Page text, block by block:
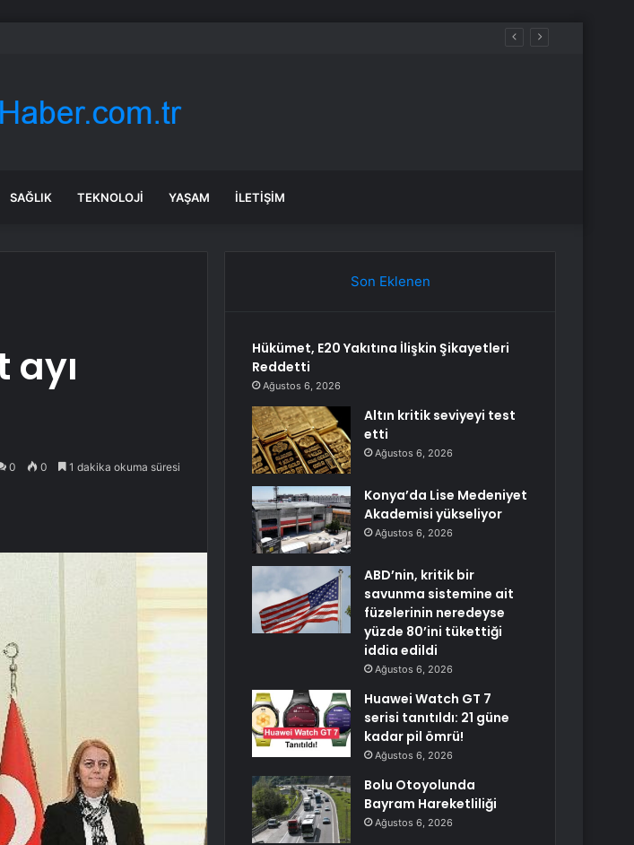
SAĞLIK TEKNOLOJI YAŞAM İLETIŞIM
0 0 1 dakika okuma süresi
Son Eklenen
Hükümet, E20 Yakıtına İlişkin Şikayetleri
Reddetti
Ağustos 6, 2026
Altın kritik seviyeyi test
etti
Ağustos 6, 2026
Konya’da Lise Medeniyet
Akademisi yükseliyor
Ağustos 6, 2026
ABD’nin, kritik bir
savunma sistemine ait
füzelerinin neredeyse
yüzde 80’ini tükettiği
iddia edildi
Ağustos 6, 2026
Huawei Watch GT 7
serisi tanıtıldı: 21 güne
kadar pil ömrü!
Ağustos 6, 2026
Bolu Otoyolunda
Bayram Hareketliliği
Ağustos 6, 2026